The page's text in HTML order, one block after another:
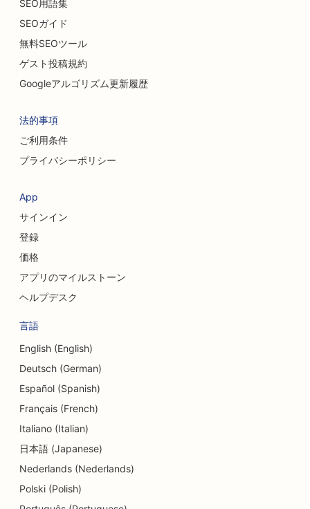
猫カフェのSEO
ケミカルピーリングのSEO
衣料品店のSEO
頭蓋顔面外科医のためのSEO対策
コーヒーショップのSEO
美容外科のためのSEO
皮膚剥離サービスのSEO
保育園向けSEO対策
カーディーラーのためのSEO
歯科医院のためのSEO
ディテールショップのためのSEO
SEO用語集
SEOガイド
無料SEOツール
ゲスト投稿規約
Googleアルゴリズム更新履歴
法的事項
ご利用条件
プライバシーポリシー
App
サインイン
登録
価格
アプリのマイルストーン
ヘルプデスク
言語
English (English)
Deutsch (German)
Español (Spanish)
Français (French)
Italiano (Italian)
日本語 (Japanese)
Nederlands (Nederlands)
Polski (Polish)